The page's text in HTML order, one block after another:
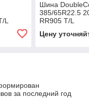
L
Шина
385/65R22.5
RR905 T/L
Цену
за последний год